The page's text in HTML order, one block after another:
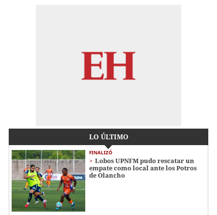
LO ÚLTIMO
FINALIZÓ
Lobos UPNFM pudo rescatar un
empate como local ante los Potros
de Olancho